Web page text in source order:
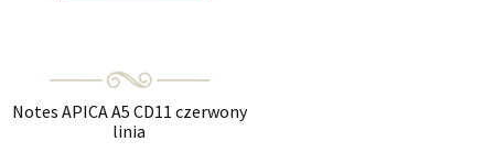
Notes APICA A5 CD11 czerwony
linia